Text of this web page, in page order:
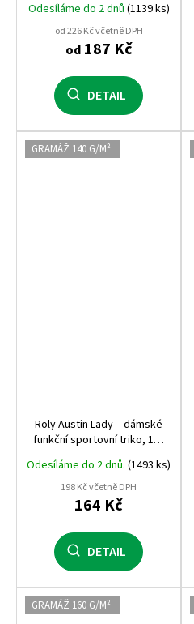
střih
Odesíláme do 2 dnů (1139 ks)
od 226 Kč včetně DPH
od187 Kč
DETAIL
GRAMÁŽ 140 G/M²
Roly Austin Lady – dámské
funkční sportovní triko, 140
g, rychleschnoucí polyester,
raglánový rukáv
Odesíláme do 2 dnů. (1493 ks)
198 Kč včetně DPH
164 Kč
DETAIL
GRAMÁŽ 160 G/M²